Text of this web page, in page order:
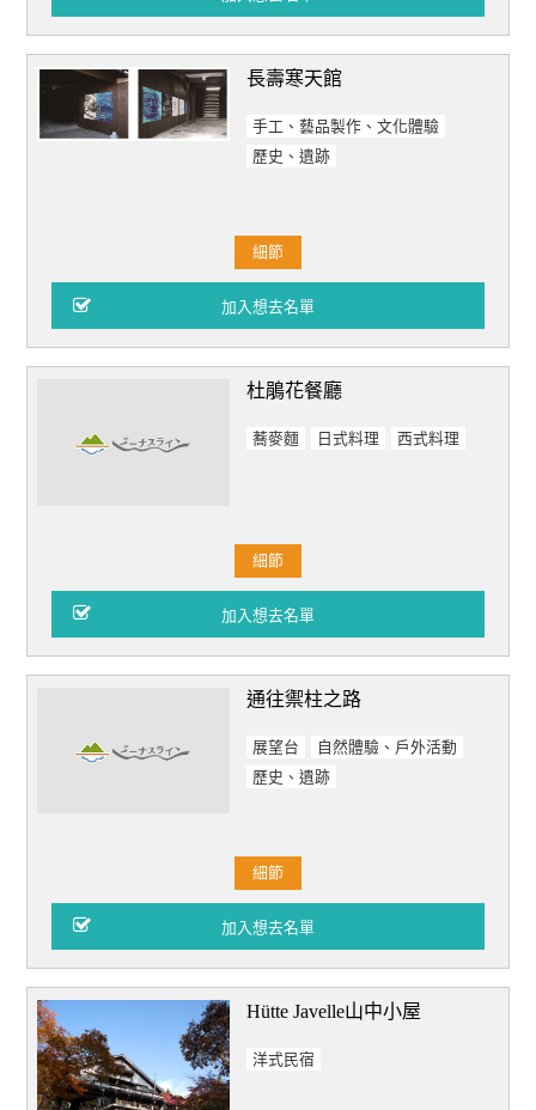
長壽寒天館
手工、藝品製作、文化體驗
歷史、遺跡
細節
杜鵑花餐廳
蕎麥麵 日式料理 西式料理
細節
通往禦柱之路
展望台
自然體驗、戶外活動
歷史、遺跡
細節
Hütte Javelle山中小屋
洋式民宿